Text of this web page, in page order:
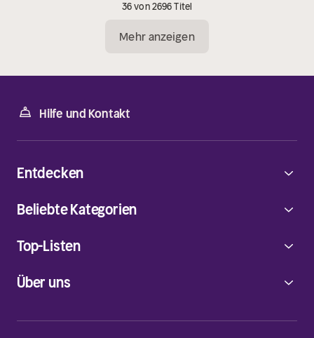
36 von 2696 Titel
Mehr anzeigen
Hilfe und Kontakt
Über uns
Entdecken
Beliebte Kategorien
Top-Listen